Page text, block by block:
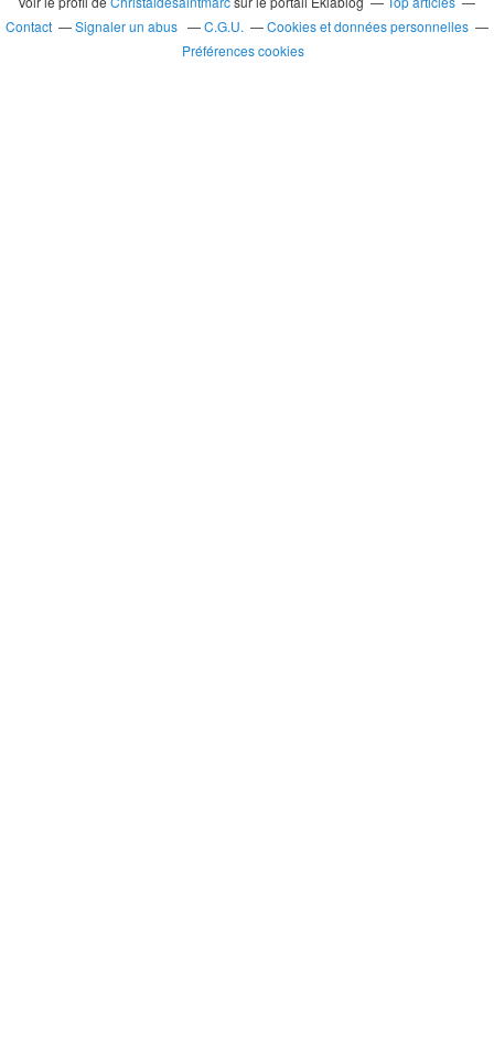
Contact
Signaler un abus C.G.U.
Cookies et données personnelles
Préférences cookies